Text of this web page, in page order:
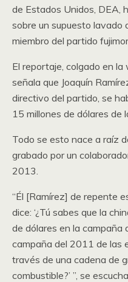
de Estados Unidos, DEA,
sobre un supuesto lavado
miembro del partido
El reportaje, colgado en
señala que Joaquín
directivo del partido, se
15 millones de dólares de
Todo se esto nace a raíz
grabado por un
2013.
“Él [Ramírez] de repente
dice: ‘¿Tú sabes que la
de dólares en la campaña
campaña del 2011 de las
través de una cadena de
combustible?’ ”, se